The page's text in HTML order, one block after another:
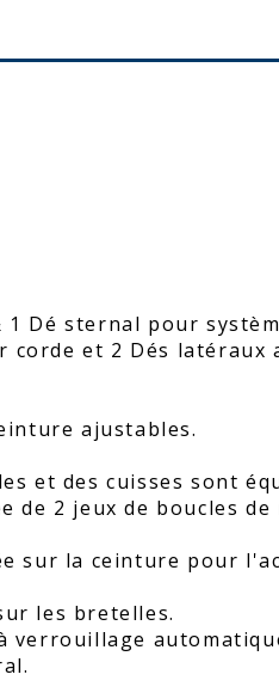
1 Dé sternal pour
corde et 2 Dés
ajustables.
et des cuisses sont
de 2 jeux de boucles
sur la ceinture pour
les bretelles.